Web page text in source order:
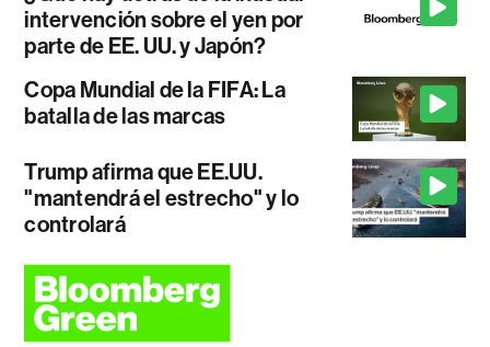
intervención sobre el yen por
parte de EE. UU. y Japón?
Copa Mundial de la FIFA: La
batalla de las marcas
Trump afirma que EE.UU.
"mantendrá el estrecho" y lo
controlará